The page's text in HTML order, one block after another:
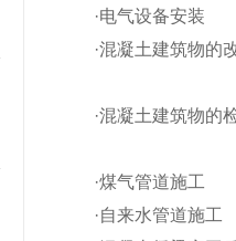
·电气设备安装
·混凝土建筑物的
·混凝土建筑物的
·煤气管道施工
·自来水管道施工